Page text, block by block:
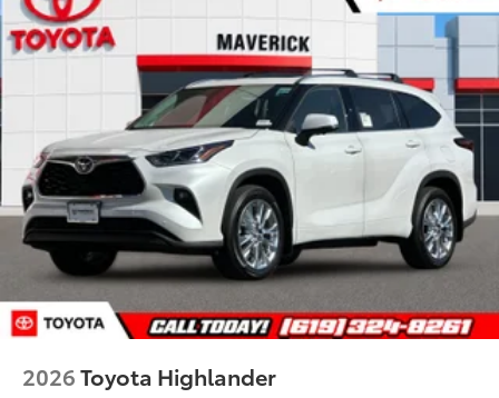
2026Toyota Highlander